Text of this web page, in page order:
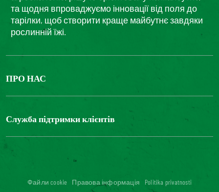
та щодня впроваджуємо інновації від поля до
тарілки, щоб створити краще майбутнє завдяки
рослинній їжі.
ПРО НАС
The Bonduelle group
Служба підтримки клієнтів
Зв'яжіться з нами
Цифрова доступність: невідповідність
Файли cookie Правова інформація
Politika privatnosti